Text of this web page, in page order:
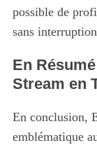
possible de
sans
En
Stream en
En conclusion,
emblématique
r